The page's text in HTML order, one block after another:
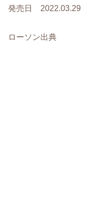
発売日 2022.03.29
ローソン出典